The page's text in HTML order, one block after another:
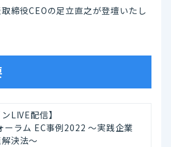
締役CEOの足立直之が登壇いたし
LIVE配信】
ーラム EC事例2022 ～実践企業
決法～